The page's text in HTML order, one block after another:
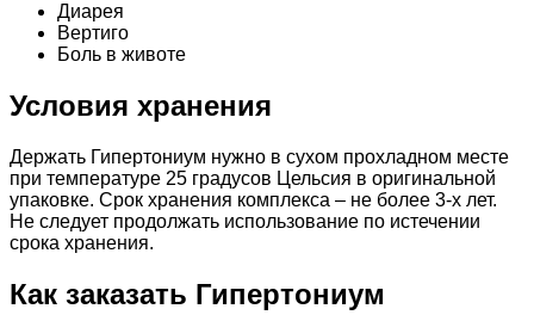
Диарея
Вертиго
Боль в животе
Условия хранения
Держать Гипертониум нужно в сухом прохладном месте
при температуре 25 градусов Цельсия в оригинальной
упаковке. Срок хранения комплекса – не более 3-х лет.
Не следует продолжать использование по истечении
срока хранения.
Как заказать Гипертониум